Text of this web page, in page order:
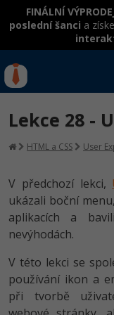
FINÁLNÍ
poslední šanci a
hrazené
Umělá
Datová
Školení
Základy
Umělá
C# .NET
Java
Junior
Senior
Front-
Kurzy
Java
C#.NET -
Kurzy e-
Datová
Přihlásit se |
Lekce 28 -
HTML a CSS User
V předchozí lekci,
ukázali boční
aplikacích a
nevýhodách.
V této lekci se
používání ikon a
při tvorbě